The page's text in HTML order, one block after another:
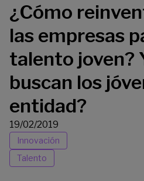
¿Cómo
las empresas
talento joven?
buscan los
entidad?
19/02/2019
Innovación
Talento